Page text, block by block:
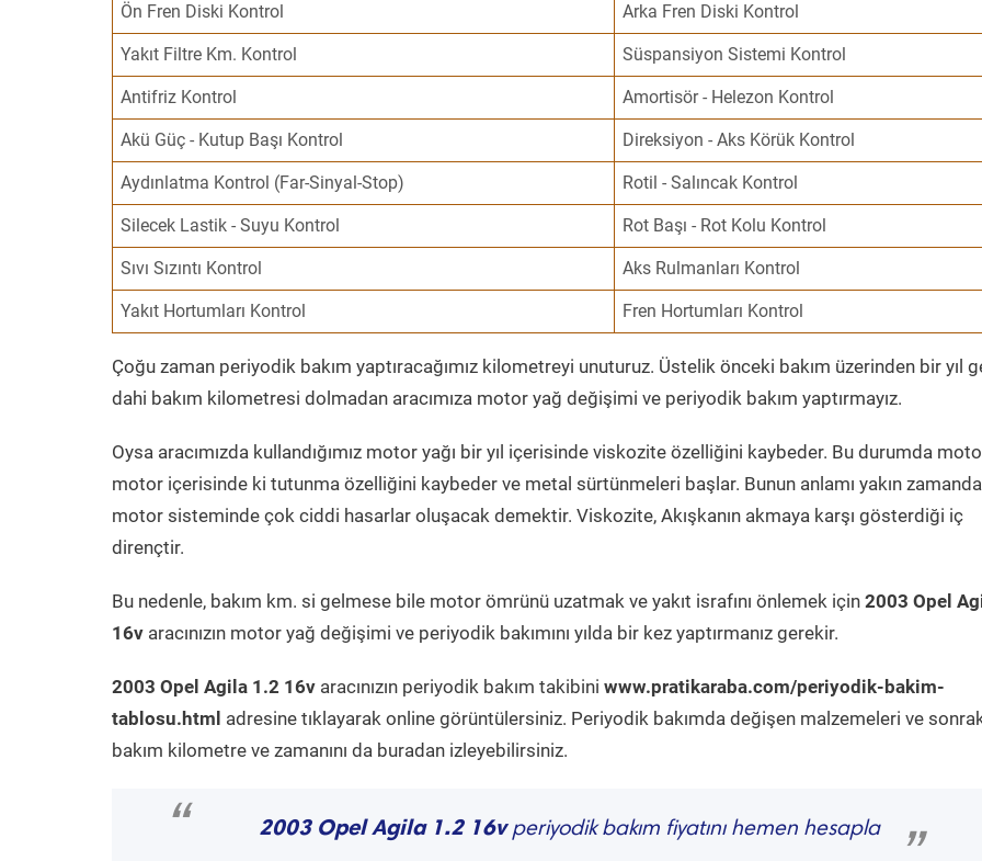
Ön Fren Diski Kontrol Arka Fren Diski Kontrol
Yakıt Filtre Km. Kontrol Süspansiyon Sistemi Kontrol
Antifriz Kontrol Amortisör - Helezon Kontrol
Akü Güç - Kutup Başı Kontrol Direksiyon - Aks Körük Kontrol
Aydınlatma Kontrol (Far-Sinyal-Stop) Rotil - Salıncak Kontrol
Silecek Lastik - Suyu Kontrol Rot Başı - Rot Kolu Kontrol
Sıvı Sızıntı Kontrol Aks Rulmanları Kontrol
Yakıt Hortumları Kontrol Fren Hortumları Kontrol
Çoğu zaman periyodik bakım yaptıracağımız kilometreyi unuturuz. Üstelik önceki bakım üzerinden bir yıl
dahi bakım kilometresi dolmadan aracımıza motor yağ değişimi ve periyodik bakım yaptırmayız.
Oysa aracımızda kullandığımız motor yağı bir yıl içerisinde viskozite özelliğini kaybeder. Bu durumda
motor içerisinde ki tutunma özelliğini kaybeder ve metal sürtünmeleri başlar. Bunun anlamı yakın zamanda
motor sisteminde çok ciddi hasarlar oluşacak demektir. Viskozite, Akışkanın akmaya karşı gösterdiği iç
dirençtir.
Bu nedenle, bakım km. si gelmese bile motor ömrünü uzatmak ve yakıt israfını önlemek için 2003 Opel
16v aracınızın motor yağ değişimi ve periyodik bakımını yılda bir kez yaptırmanız gerekir.
2003 Opel Agila 1.2 16v aracınızın periyodik bakım takibini www.pratikaraba.com/periyodik-bakim-
tablosu.html adresine tıklayarak online görüntülersiniz. Periyodik bakımda değişen malzemeleri ve
bakım kilometre ve zamanını da buradan izleyebilirsiniz.
“ 2003 Opel Agila 1.2 16vperiyodik bakım fiyatını hemen hesapla